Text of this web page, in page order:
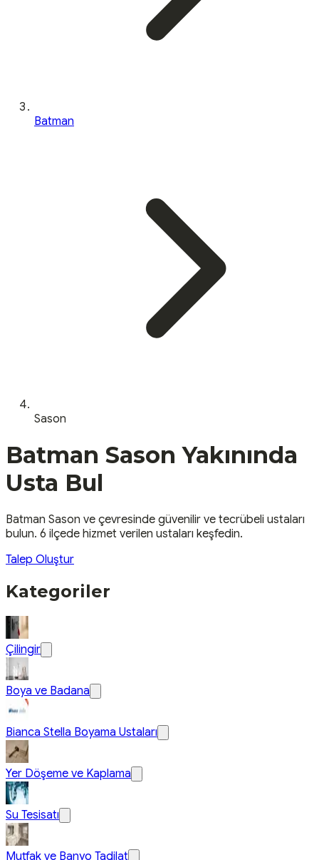
Batman
Sason
Batman Sason Yakınında
Usta Bul
Batman Sason ve çevresinde güvenilir ve tecrübeli ustaları
bulun. 6 ilçede hizmet verilen ustaları keşfedin.
Talep Oluştur
Kategoriler
Çilingir
Boya ve Badana
Bianca Stella Boyama Ustaları
Yer Döşeme ve Kaplama
Su Tesisatı
Mutfak ve Banyo Tadilat